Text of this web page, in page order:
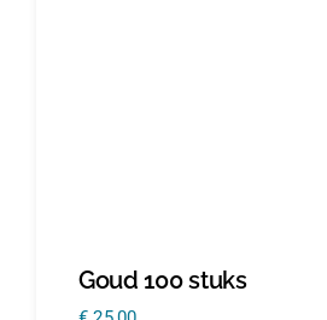
Goud 100 stuks